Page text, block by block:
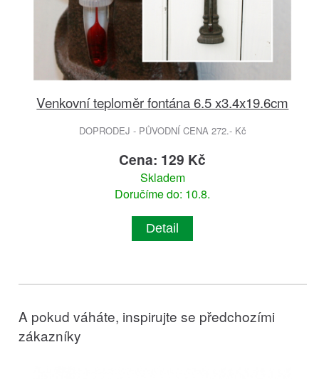
Venkovní teploměr fontána 6.5 x3.4x19.6cm
DOPRODEJ - PŮVODNÍ CENA 272.- Kč
Cena: 129 Kč
Skladem
Doručíme do: 10.8.
Detail
A pokud váháte, inspirujte se předchozími
zákazníky